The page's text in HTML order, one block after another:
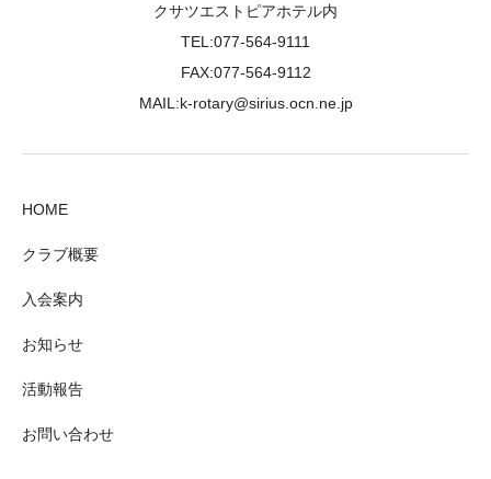
クサツエストピアホテル内
TEL:077-564-9111
FAX:077-564-9112
MAIL:k-rotary@sirius.ocn.ne.jp
HOME
クラブ概要
入会案内
お知らせ
活動報告
お問い合わせ